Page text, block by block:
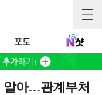
포토
아…관계부처